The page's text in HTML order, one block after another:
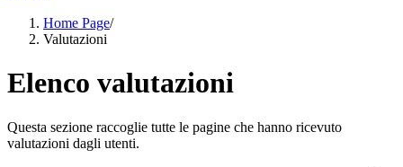
Home Page/
Valutazioni
Elenco valutazioni
Questa sezione raccoglie tutte le pagine che hanno ricevuto
valutazioni dagli utenti.